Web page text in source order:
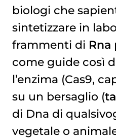
biologi che
sintetizzare in
frammenti di Rna
come guide così
l’enzima (Cas9,
su un bersaglio (
di Dna di
vegetale o